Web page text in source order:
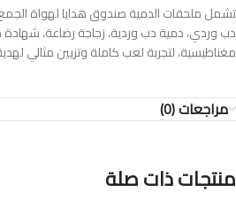
تشمل ملحقات الدمية صندوق هدايا لهواة
دب وردي، دمية دب وردية، زجاجة رضاعة، شهادة
مغناطيسية، لتجربة لعب كاملة وتزيين مثالي
مراجعات (0)
منتجات ذات صلة